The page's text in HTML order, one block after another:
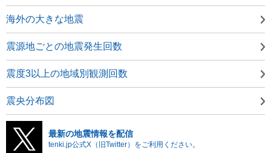
海外の大きな地震
震源地ごとの地震発生回数
震度3以上の地域別観測回数
震央分布図
最新の地震情報を配信
tenki.jp公式X（旧Twitter）をご利用ください。